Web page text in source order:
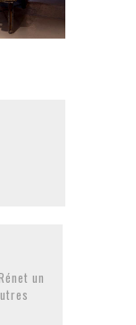
un